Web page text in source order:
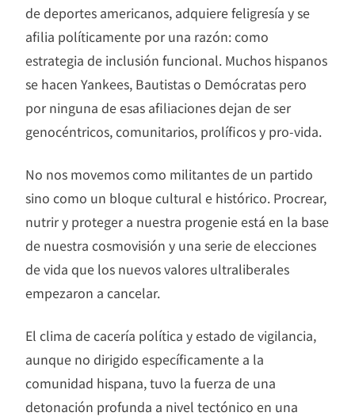
de deportes americanos, adquiere feligresía y se
afilia políticamente por una razón: como
estrategia de inclusión funcional. Muchos hispanos
se hacen Yankees, Bautistas o Demócratas pero
por ninguna de esas afiliaciones dejan de ser
genocéntricos, comunitarios, prolíficos y pro-vida.
No nos movemos como militantes de un partido
sino como un bloque cultural e histórico. Procrear,
nutrir y proteger a nuestra progenie está en la base
de nuestra cosmovisión y una serie de elecciones
de vida que los nuevos valores ultraliberales
empezaron a cancelar.
El clima de cacería política y estado de vigilancia,
aunque no dirigido específicamente a la
comunidad hispana, tuvo la fuerza de una
detonación profunda a nivel tectónico en una